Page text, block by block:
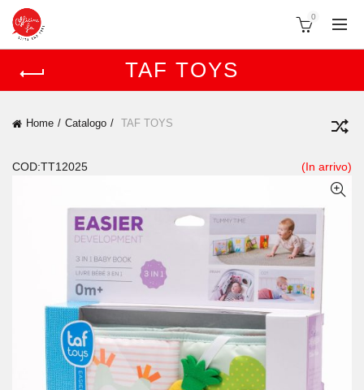
0
TAF TOYS
Home Catalogo TAF TOYS
COD:TT12025 (In arrivo)